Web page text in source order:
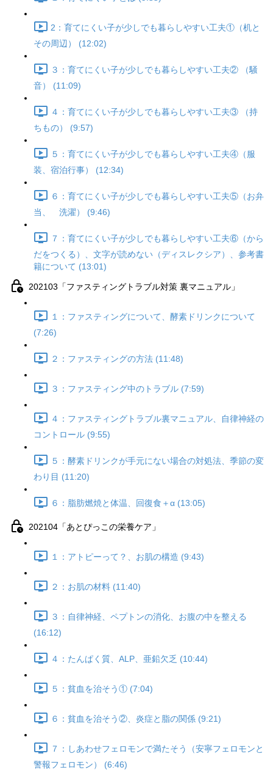
2：育てにくい子が少しでも暮らしやすい工夫①（机と
その周辺） (12:02)
３：育てにくい子が少しでも暮らしやすい工夫② （騒
音） (11:09)
４：育てにくい子が少しでも暮らしやすい工夫③ （持
ちもの） (9:57)
５：育てにくい子が少しでも暮らしやすい工夫④（服
装、宿泊行事） (12:34)
６：育てにくい子が少しでも暮らしやすい工夫⑤（お弁
当、 洗濯） (9:46)
７：育てにくい子が少しでも暮らしやすい工夫⑥（から
だをつくる）、文字が読めない（ディスレクシア）、参考書
籍について (13:01)
202103「ファスティングトラブル対策 裏マニュアル」
１：ファスティングについて、酵素ドリンクについて
(7:26)
２：ファスティングの方法 (11:48)
３：ファスティング中のトラブル (7:59)
４：ファスティングトラブル裏マニュアル、自律神経の
コントロール (9:55)
５：酵素ドリンクが手元にない場合の対処法、季節の変
わり目 (11:20)
６：脂肪燃焼と体温、回復食＋α (13:05)
202104「あとぴっこの栄養ケア」
１：アトピーって？、お肌の構造 (9:43)
２：お肌の材料 (11:40)
３：自律神経、ペプトンの消化、お腹の中を整える
(16:12)
４：たんぱく質、ALP、亜鉛欠乏 (10:44)
５：貧血を治そう① (7:04)
６：貧血を治そう②、炎症と脂の関係 (9:21)
７：しあわせフェロモンで満たそう（安寧フェロモンと
警報フェロモン） (6:46)